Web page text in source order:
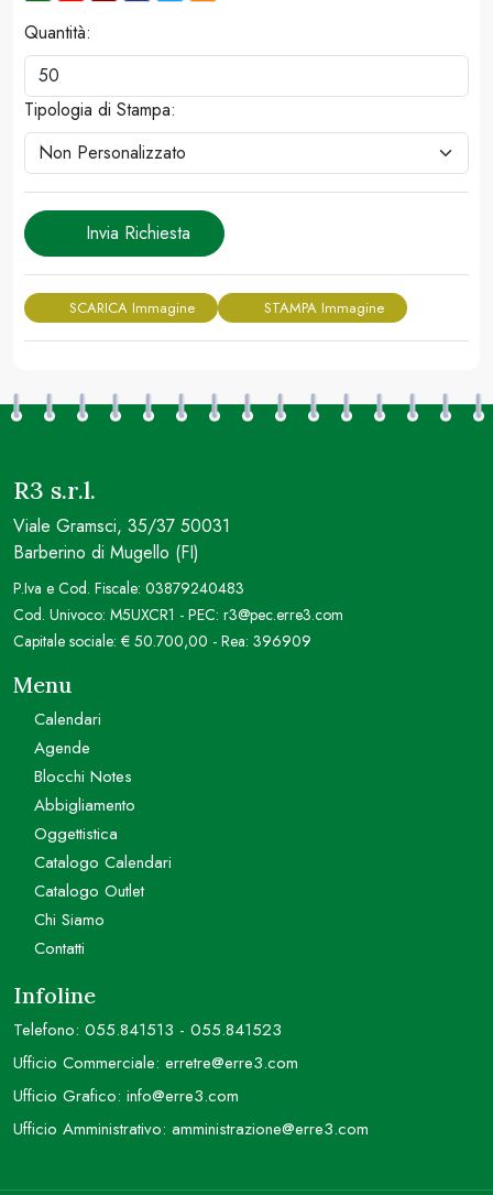
Quantità:
Tipologia di Stampa:
Invia Richiesta
SCARICA Immagine STAMPA Immagine
R3 s.r.l.
Viale Gramsci, 35/37 50031
Barberino di Mugello (FI)
P.Iva e Cod. Fiscale: 03879240483
Cod. Univoco: M5UXCR1 - PEC: r3@pec.erre3.com
Capitale sociale: € 50.700,00 - Rea: 396909
Menu
Calendari
Agende
Blocchi Notes
Abbigliamento
Oggettistica
Catalogo Calendari
Catalogo Outlet
Chi Siamo
Contatti
Infoline
Telefono: 055.841513 - 055.841523
Ufficio Commerciale: erretre@erre3.com
Ufficio Grafico: info@erre3.com
Ufficio Amministrativo: amministrazione@erre3.com